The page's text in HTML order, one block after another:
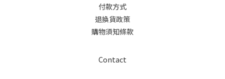
付款方式
退換貨政策
購物須知條款
Contact